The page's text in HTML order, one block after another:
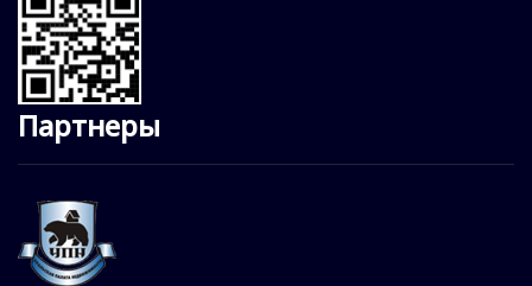
Партнеры